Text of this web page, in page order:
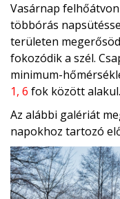
Vasárnap
többórás
területen
fokozódik a szél.
minimum-
1, 6 fok között alakul.
Az alábbi galériát
napokhoz tartozó